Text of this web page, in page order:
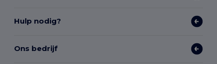
Hulp nodig?
Ons bedrijf